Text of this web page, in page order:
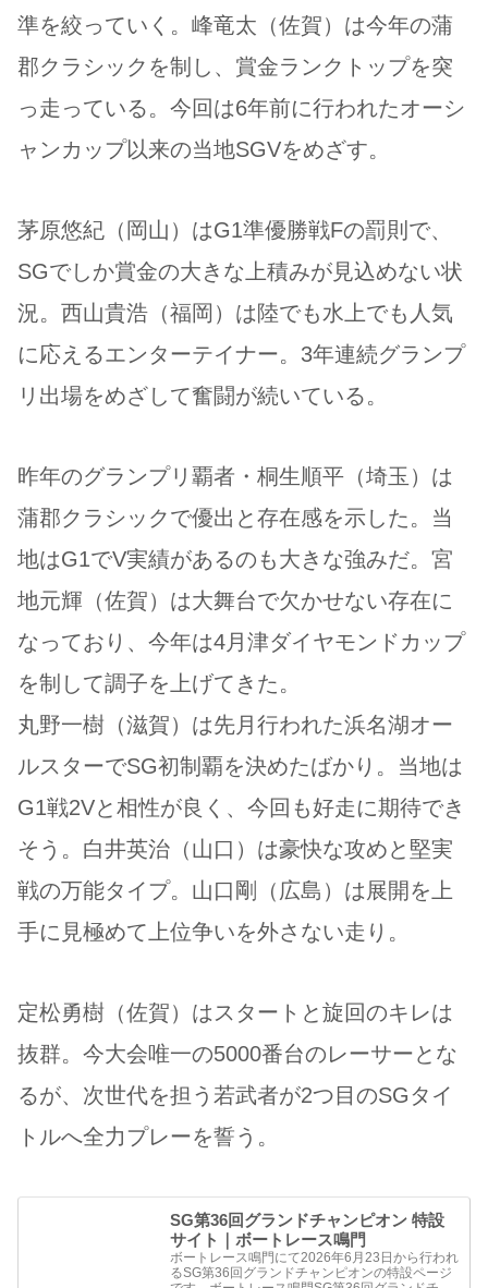
準を絞っていく。峰竜太（佐賀）は今年の蒲
郡クラシックを制し、賞金ランクトップを突
っ走っている。今回は6年前に行われたオーシ
ャンカップ以来の当地SGVをめざす。
茅原悠紀（岡山）はG1準優勝戦Fの罰則で、
SGでしか賞金の大きな上積みが見込めない状
況。西山貴浩（福岡）は陸でも水上でも人気
に応えるエンターテイナー。3年連続グランプ
リ出場をめざして奮闘が続いている。
昨年のグランプリ覇者・桐生順平（埼玉）は
蒲郡クラシックで優出と存在感を示した。当
地はG1でV実績があるのも大きな強みだ。宮
地元輝（佐賀）は大舞台で欠かせない存在に
なっており、今年は4月津ダイヤモンドカップ
を制して調子を上げてきた。
丸野一樹（滋賀）は先月行われた浜名湖オー
ルスターでSG初制覇を決めたばかり。当地は
G1戦2Vと相性が良く、今回も好走に期待でき
そう。白井英治（山口）は豪快な攻めと堅実
戦の万能タイプ。山口剛（広島）は展開を上
手に見極めて上位争いを外さない走り。
定松勇樹（佐賀）はスタートと旋回のキレは
抜群。今大会唯一の5000番台のレーサーとな
るが、次世代を担う若武者が2つ目のSGタイ
トルへ全力プレーを誓う。
SG第36回グランドチャンピオン 特設
サイト｜ボートレース鳴門
ボートレース鳴門にて2026年6月23日から行われ
るSG第36回グランドチャンピオンの特設ページ